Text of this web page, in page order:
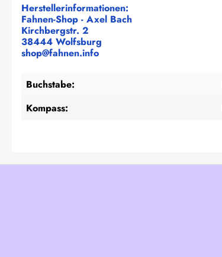
Herstellerinformationen:
Fahnen-Shop - Axel Bach
Kirchbergstr. 2
38444 Wolfsburg
shop@fahnen.info
Buchstabe:
Kompass: